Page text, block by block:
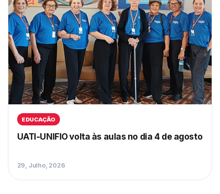
EDUCAÇÃO
UATI-UNIFIO volta às aulas no dia 4 de agosto
29, Julho, 2026